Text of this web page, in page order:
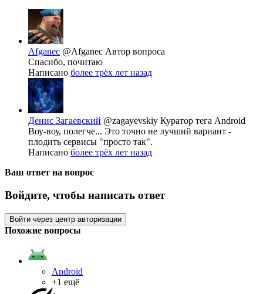
Afganec @Afganec Автор вопроса
Спасибо, почитаю
Написано более трёх лет назад
Денис Загаевский @zagayevskiy Куратор тега Android
Воу-воу, полегче... Это точно не лучший вариант -
плодить сервисы "просто так".
Написано более трёх лет назад
Ваш ответ на вопрос
Войдите, чтобы написать ответ
Войти через центр авторизации
Похожие вопросы
Android
+1 ещё